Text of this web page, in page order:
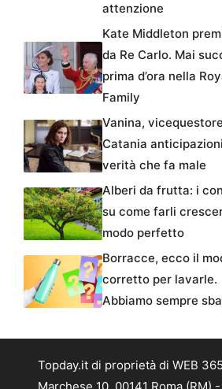
attenzione
Kate Middleton
da Re Carlo. Mai
prima d’ora nella
Family
Vanina,
Catania
verità che fa male
Alberi da frutta: i
su come farli
modo perfetto
Borracce, ecco il
corretto per lavarle.
Abbiamo sempre
Topday.it di proprietà di WEB